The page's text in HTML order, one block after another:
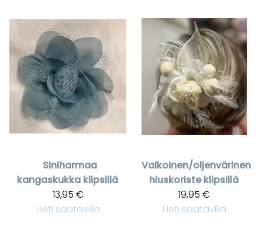
Siniharmaa
kangaskukka klipsillä
13,95 €
Heti saatavilla
Valkoinen/oljenvärinen
hiuskoriste klipsillä
19,95 €
Heti saatavilla